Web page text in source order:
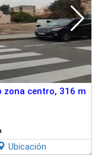
zona centro, 316 m
Ubicación